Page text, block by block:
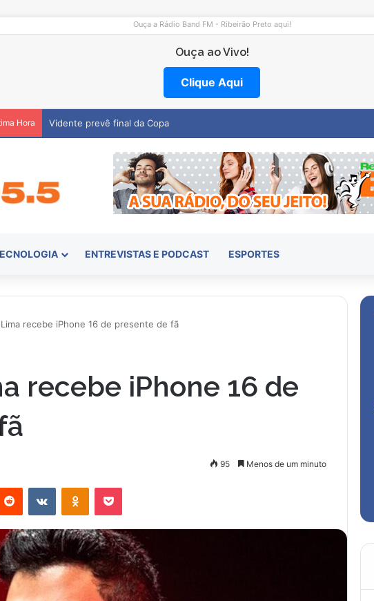
Ouça a Rádio Band FM - Ribeirão Preto aqui!
Ouça ao Vivo!
Clique Aqui
Hora Hemocentro abre vagas na região
ENTREVISTAS E PODCAST ESPORTES
recebe iPhone 16 de presente de fã
recebe iPhone 16 de
95 Menos de um minuto